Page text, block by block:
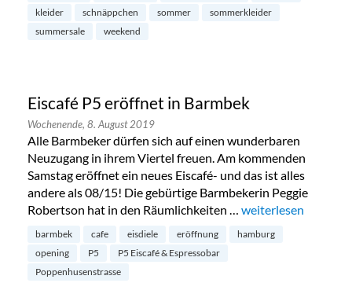
kleider
schnäppchen sommer
sommerkleider
summersale
weekend
Eiscafé P5 eröffnet in Barmbek
Wochenende, 8. August 2019
Alle Barmbeker dürfen sich auf einen wunderbaren
Neuzugang in ihrem Viertel freuen. Am kommenden
Samstag eröffnet ein neues Eiscafé- und das ist alles
andere als 08/15! Die gebürtige Barmbekerin Peggie
Robertson hat in den Räumlichkeiten … „Eiscafé P5 eröffnet
weiterlesen
barmbek cafe eisdiele eröffnung
hamburg
opening
P5
P5 Eiscafé & Espressobar
Poppenhusenstrasse